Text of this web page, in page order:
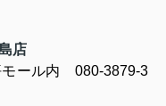
店
ール内 080-3879-3